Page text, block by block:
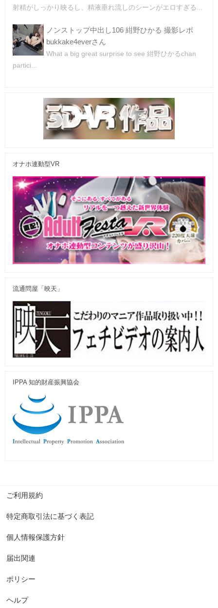
射精がしっかり映るし、精液垂れ流しのシーンがエロすぎる...
ノンストップ中出し106 紺野ひかる 撮影レポ
bukkake4everさん
What a big great surprise to see 紺野ひかるchan
partici...
オナホ連動型VR
流通問屋「映天」
IPPA 知的財産振興協会
ご利用規約
特定商取引法に基づく表記
個人情報保護方針
届出関連
ポリシー
ヘルプ